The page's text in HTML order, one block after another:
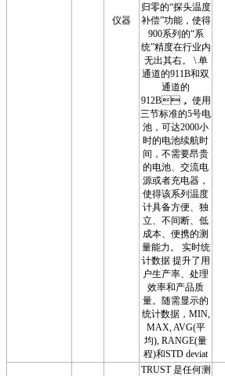
仪器
归零的“探头温度
补偿”功能，使得
900系列的“系
统”精度在行业内
无出其右。 \ 单
通道的911B和双
通道的
912B， 使用
三节标准的5号电
池，可达2000小
时的电池续航时
间，不需要昂贵
的电池、交流电
源或者充电器，
使得该系列温度
计具备方便、独
立、不间断、低
成本、便携的测
量能力。 实时统
计数据 提升了用
户生产率、处理
效率和产品质
量。随需显示的
统计数据，MIN,
MAX, AVG(平
均), RANGE(量
程)和STD deviat
TRUST 是任何测